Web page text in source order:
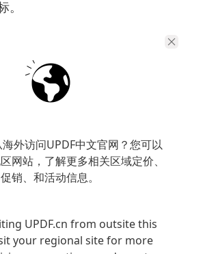
外访问UPDF中文官网？您可以
网站，了解更多相关区域定价、
促销、和活动信息。
UPDF.cn from outsite this
your regional site for more
。